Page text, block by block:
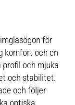
för
komfort och en
och mjuka
och stabilitet.
och följer